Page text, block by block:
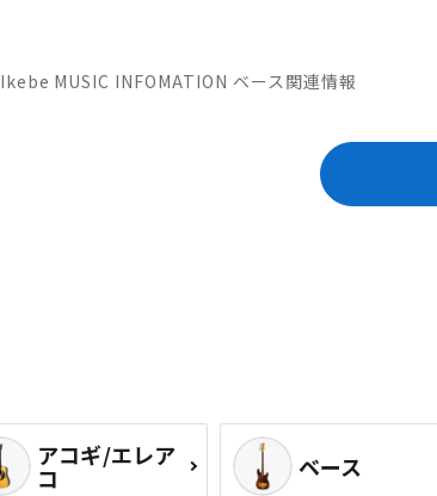
Ikebe MUSIC INFOMATION ベース関連情報
アコギ/エレア
コ ベース